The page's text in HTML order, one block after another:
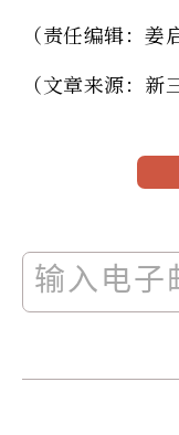
（责任编辑：姜
（文章来源：新